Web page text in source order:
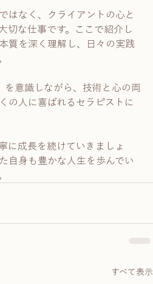
はなく、クライアントの心と
切な仕事です。ここで紹介し
質を深く理解し、日々の実践
」を意識しながら、技術と心の両
の人に喜ばれるセラピストに
に成長を続けていきましょ
自身も豊かな人生を歩んでい
すべて表示